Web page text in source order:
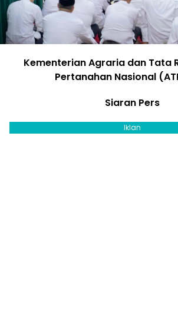
Kementerian Agraria dan Tata
Pertanahan Nasional
Siaran Pers
Iklan